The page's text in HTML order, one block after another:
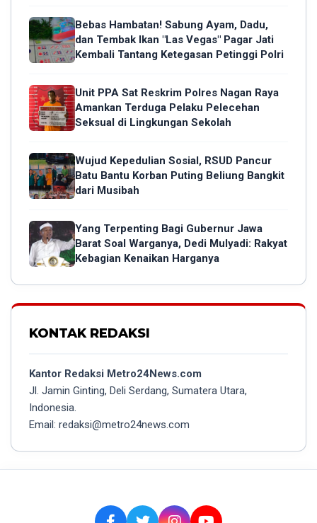
Bebas Hambatan! Sabung Ayam, Dadu,
dan Tembak Ikan "Las Vegas" Pagar Jati
Kembali Tantang Ketegasan Petinggi Polri
Unit PPA Sat Reskrim Polres Nagan Raya
Amankan Terduga Pelaku Pelecehan
Seksual di Lingkungan Sekolah
Wujud Kepedulian Sosial, RSUD Pancur
Batu Bantu Korban Puting Beliung Bangkit
dari Musibah
Yang Terpenting Bagi Gubernur Jawa
Barat Soal Warganya, Dedi Mulyadi: Rakyat
Kebagian Kenaikan Harganya
KONTAK REDAKSI
Kantor Redaksi Metro24News.com
Jl. Jamin Ginting, Deli Serdang, Sumatera Utara,
Indonesia.
Email: redaksi@metro24news.com